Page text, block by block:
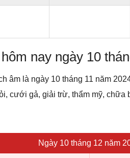
nay ngày 10
âm là ngày 10 tháng 11 năm
cưới gả, giải trừ, thẩm mỹ,
Ngày 10 tháng 12 năm